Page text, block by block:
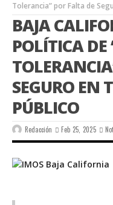
Tolerancia” por Falta de
BAJA
POLÍTICA DE
SEGURO EN
PÚBLICO
Redacción Feb 25, 2025